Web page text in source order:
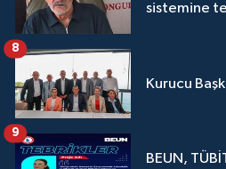
sistemine
Kurucu
8
BEUN,
9